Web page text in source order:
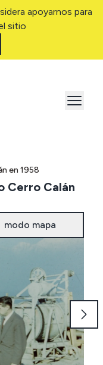
apoyarnos para
sitio
en 1958
Cerro Calán
modo mapa